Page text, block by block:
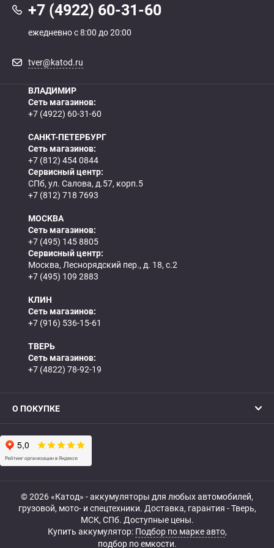
+7 (4922) 60-31-60
ежедневно с 8:00 до 20:00
tver@katod.ru
ВЛАДИМИР
Сеть магазинов:
+7 (4922) 60-31-60
САНКТ-ПЕТЕРБУРГ
Сеть магазинов:
+7 (812) 454 0844
Сервисный центр:
СПб, ул. Салова, д.57, корп.5
+7 (812) 718 7693
МОСКВА
Сеть магазинов:
+7 (495) 145 8805
Сервисный центр:
Москва, Леснорядский пер., д. 18, с.2
+7 (495) 109 2883
КЛИН
Сеть магазинов:
+7 (916) 536-15-61
ТВЕРЬ
Сеть магазинов:
+7 (4822) 78-92-19
О ПОКУПКЕ
© 2026 «Катод» - аккумуляторы для любых автомобилей,
грузовой, мото- и спецтехники. Доставка, гарантия - Тверь,
МСК, СПб. Доступные цены.
Купить аккумулятор: Подбор по марке авто,
подбор по емкости.